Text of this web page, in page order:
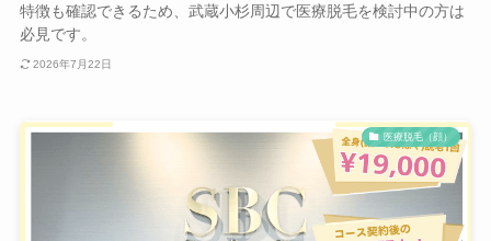
特徴も確認できるため、武蔵小杉周辺で医療脱毛を検討中の方は
必見です。
2026年7月22日
医療脱毛（顔）